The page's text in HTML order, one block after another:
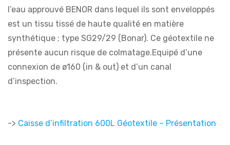
l’eau approuvé BENOR dans lequel ils sont enveloppés
est un tissu tissé de haute qualité en matière
synthétique ; type SG29/29 (Bonar). Ce géotextile ne
présente aucun risque de colmatage.Equipé d’une
connexion de ø160 (in & out) et d’un canal
d’inspection.
-> Caisse d’infiltration 600L Géotextile – Présentation